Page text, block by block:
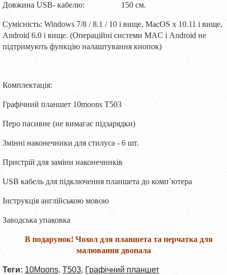
Довжина USB- кабелю: 150 см.
Сумісність: Windows 7/8 / 8.1 / 10 і вище, MacOS х 10.11 і вище,
Android 6.0 і вище. (Операційні системи MAC і Android не
підтримують функцію налаштування кнопок)
Комплектація:
Графічний планшет 10moons T503
Перо пасивне (не вимагає підзарядки)
Змінні наконечники для стилуса - 6 шт.
Пристрій для заміни наконечників
USB кабель для підключення планшета до комп`ютера
Інструкція англійською мовою
Заводська упаковка
В подарунок! Чохол для планшета та перчатка для
малювання двопала
Теги: 10Moons, T503, Графічний планшет